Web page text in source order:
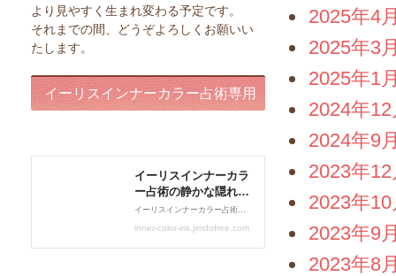
2025年4
2025年3
2025年1
2024年12
2024年9
2023年12
2023年10
2023年9
2023年8
より見やすく生まれ変わる予定です。
それまでの間、どうぞよろしくお願いい
たします。
イーリスインナーカラー占術専用